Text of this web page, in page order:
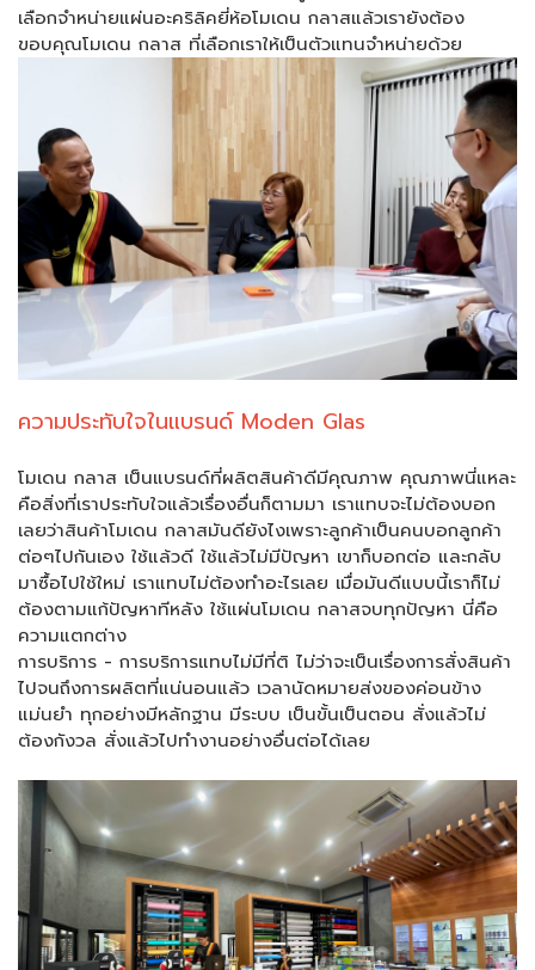
เลือกจำหน่ายแผ่นอะคริลิคยี่ห้อโมเดน กลาสแล้วเรายังต้อง
ขอบคุณโมเดน กลาส ที่เลือกเราให้เป็นตัวแทนจำหน่ายด้วย
ความประทับใจในแบรนด์ Moden Glas
โมเดน กลาส เป็นแบรนด์ที่ผลิตสินค้าดีมีคุณภาพ คุณภาพนี่แหละ
คือสิ่งที่เราประทับใจแล้วเรื่องอื่นก็ตามมา เราแทบจะไม่ต้องบอก
เลยว่าสินค้าโมเดน กลาสมันดียังไงเพราะลูกค้าเป็นคนบอกลูกค้า
ต่อๆไปกันเอง ใช้แล้วดี ใช้แล้วไม่มีปัญหา เขาก็บอกต่อ และกลับ
มาซื้อไปใช้ใหม่ เราแทบไม่ต้องทำอะไรเลย เมื่อมันดีแบบนี้เราก็ไม่
ต้องตามแก้ปัญหาทีหลัง ใช้แผ่นโมเดน กลาสจบทุกปัญหา นี่คือ
ความแตกต่าง
การบริการ - การบริการแทบไม่มีที่ติ ไม่ว่าจะเป็นเรื่องการสั่งสินค้า
ไปจนถึงการผลิตที่แน่นอนแล้ว เวลานัดหมายส่งของค่อนข้าง
แม่นยำ ทุกอย่างมีหลักฐาน มีระบบ เป็นขั้นเป็นตอน สั่งแล้วไม่
ต้องกังวล สั่งแล้วไปทำงานอย่างอื่นต่อได้เลย